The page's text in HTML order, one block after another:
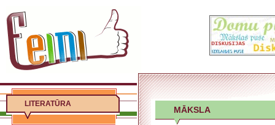
LITERATŪRA
MĀKSLA